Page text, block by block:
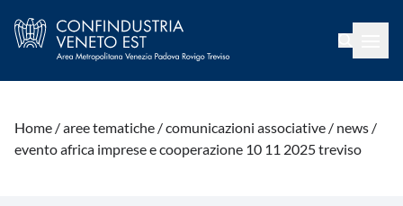
Home /aree tematiche /comunicazioni associative / news /
evento africa imprese e cooperazione 10 11 2025 treviso